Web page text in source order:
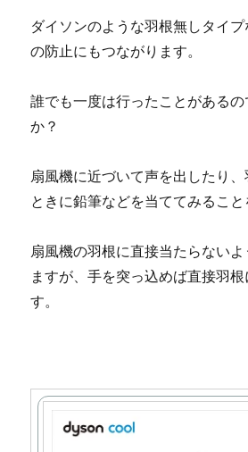
ダイソンのような羽根無しタイ
の防止にもつながります。
誰でも一度は行ったことがあるの
か？
扇風機に近づいて声を出したり
ときに鉛筆などを当ててみること
扇風機の羽根に直接当たらないよ
ますが、手を突っ込めば直接羽
す。